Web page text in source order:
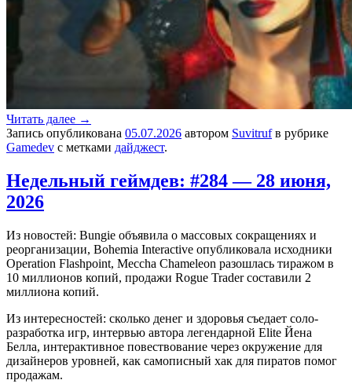
Читать далее →
Запись опубликована 05.07.2026 автором Suvitrufв рубрике
Gamedev с метками дайджест.
Недельный геймдев: #284 — 28 июня,
2026
Из новостей: Bungie объявила о массовых сокращениях и
реорганизации, Bohemia Interactive опубликовала исходники
Operation Flashpoint, Meccha Chameleon разошлась тиражом в
10 миллионов копий, продажи Rogue Trader составили 2
миллиона копий.
Из интересностей: сколько денег и здоровья съедает соло-
разработка игр, интервью автора легендарной Elite Йена
Белла, интерактивное повествование через окружение для
дизайнеров уровней, как самописный хак для пиратов помог
продажам.